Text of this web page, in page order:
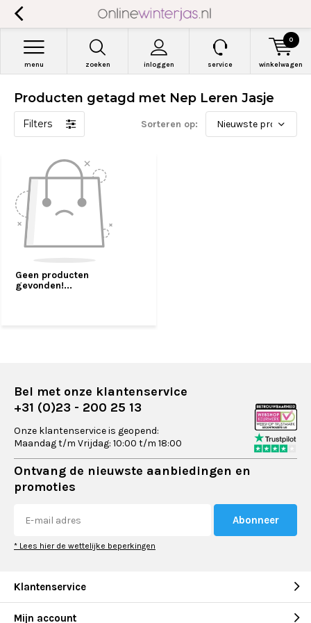
zoeken inloggen
menu service winkelwagen
0
Producten getagd met Nep Leren Jasje
Filters Sorteren op:
Geen producten
gevonden!...
Bel met onze klantenservice
+31 (0)23 - 200 25 13
Onze klantenservice is geopend:
Maandag t/m Vrijdag: 10:00 t/m 18:00
Ontvang de nieuwste aanbiedingen en
promoties
Abonneer
* Lees hier de wettelijke beperkingen
Klantenservice
Mijn account